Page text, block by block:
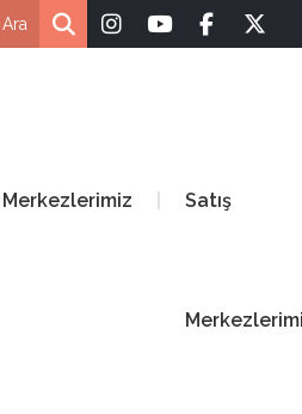
Merkezlerimiz Satış